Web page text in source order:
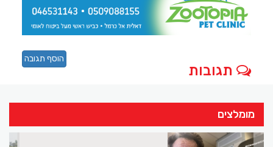
תגובות
הוסף תגובה
מומלצים